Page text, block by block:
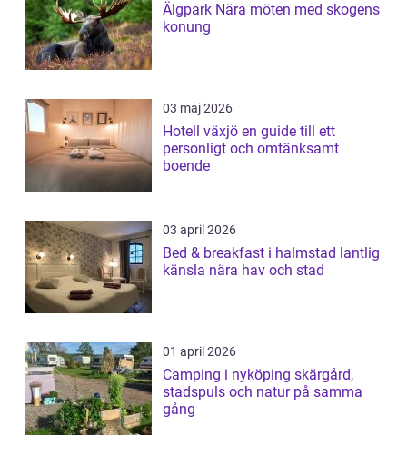
Älgpark Nära möten med skogens
konung
03 maj 2026
Hotell växjö en guide till ett
personligt och omtänksamt
boende
03 april 2026
Bed & breakfast i halmstad lantlig
känsla nära hav och stad
01 april 2026
Camping i nyköping skärgård,
stadspuls och natur på samma
gång